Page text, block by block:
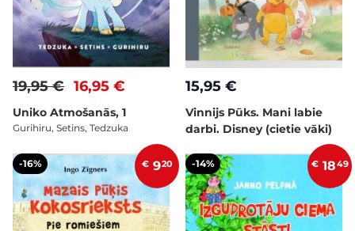
16,95 €
19,95 €
Uniko Atmošanās, 1
Gurihiru, Setins, Tedzuka
15,95 €
Vinnijs Pūks. Mani labie
darbi. Disney (cietie vāki)
-16% € 920 -14% € 1849